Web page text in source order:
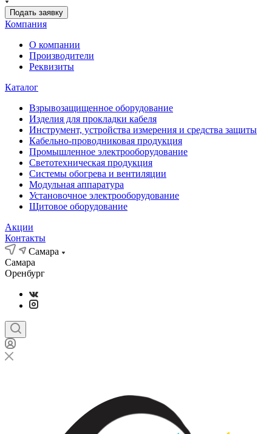
Подать заявку
Компания
О компании
Производители
Реквизиты
Каталог
Взрывозащищенное оборудование
Изделия для прокладки кабеля
Инструмент, устройства измерения и средства защиты
Кабельно-проводниковая продукция
Промышленное электрооборудование
Светотехническая продукция
Системы обогрева и вентиляции
Модульная аппаратура
Установочное электрооборудование
Щитовое оборудование
Акции
Контакты
Самара
Самара
Оренбург